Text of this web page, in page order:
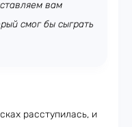
вам
смог бы сыграть
расступилась, и